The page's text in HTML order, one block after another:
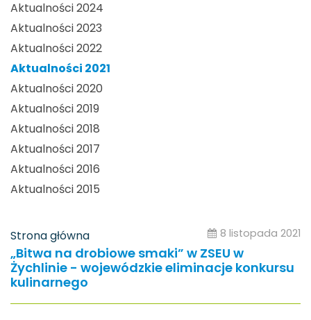
Aktualności 2024
Aktualności 2023
Aktualności 2022
Aktualności 2021
Aktualności 2020
Aktualności 2019
Aktualności 2018
Aktualności 2017
Aktualności 2016
Aktualności 2015
Strona główna 8 listopada 2021
„Bitwa na drobiowe smaki” w ZSEU w
Żychlinie - wojewódzkie eliminacje konkursu
kulinarnego